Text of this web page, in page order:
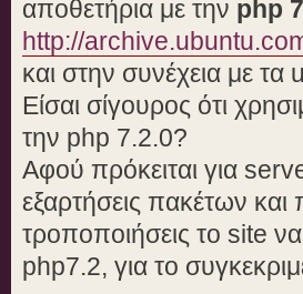
αποθετήρια με την php
http://
και στην συνέχεια με
Είσαι σίγουρος ότι
την php 7.2.0?
Αφού πρόκειται για
εξαρτήσεις πακέτων και
τροποποιήσεις το site
php7.2, για το